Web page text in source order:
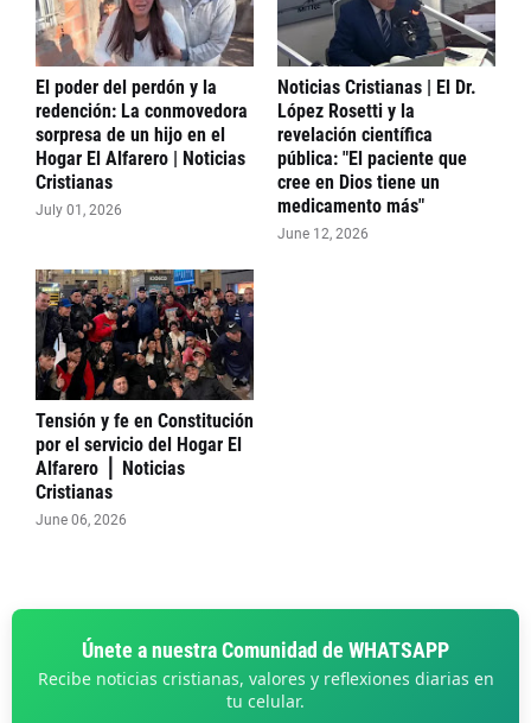
El poder del perdón y la
redención: La conmovedora
sorpresa de un hijo en el
Hogar El Alfarero | Noticias
Cristianas
July 01, 2026
Noticias Cristianas | El Dr.
López Rosetti y la
revelación científica
pública: "El paciente que
cree en Dios tiene un
medicamento más"
June 12, 2026
Tensión y fe en Constitución
por el servicio del Hogar El
Alfarero ⎪ Noticias
Cristianas
June 06, 2026
Únete a nuestra Comunidad de WHATSAPP
Recibe noticias cristianas, valores y reflexiones diarias en
tu celular.